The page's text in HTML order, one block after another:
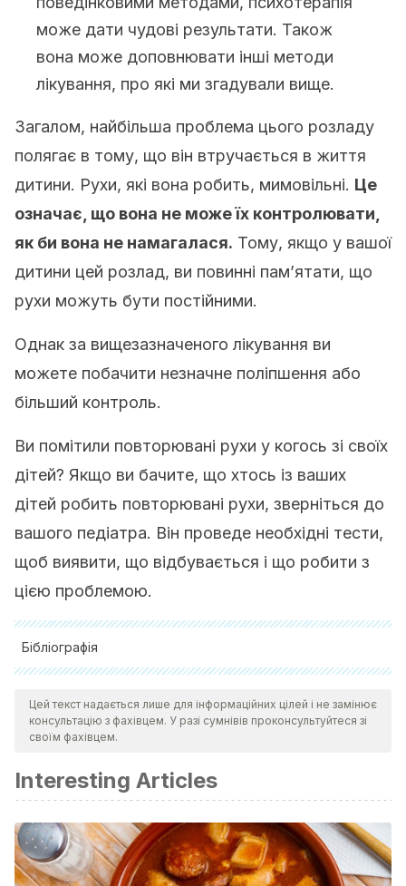
може дати чудові результати. Також
вона може доповнювати інші методи
лікування, про які ми згадували вище.
Загалом, найбільша проблема цього розладу
полягає в тому, що він втручається в життя
дитини. Рухи, які вона робить, мимовільні. Це
означає, що вона не може їх контролювати,
як би вона не намагалася. Тому, якщо у вашої
дитини цей розлад, ви повинні пам’ятати, що
рухи можуть бути постійними.
Однак за вищезазначеного лікування ви
можете побачити незначне поліпшення або
більший контроль.
Ви помітили повторювані рухи у когось зі своїх
дітей? Якщо ви бачите, що хтось із ваших
дітей робить повторювані рухи, зверніться до
вашого педіатра. Він проведе необхідні тести,
щоб виявити, що відбувається і що робити з
цією проблемою.
Бібліографія
Psychiatry(p. 991).
https://doi.org/10.1176/appi.books.9780890425596.744053
(2004). Diagnóstico precoz de los Trastornos
Psicología Del Niño y Del Adolescente,4(2), 127–144.
Retrieved from
Цей текст надається лише для інформаційних цілей і не замінює
консультацію з фахівцем. У разі сумнівів проконсультуйтеся зі
своїм фахівцем.
Interesting Articles